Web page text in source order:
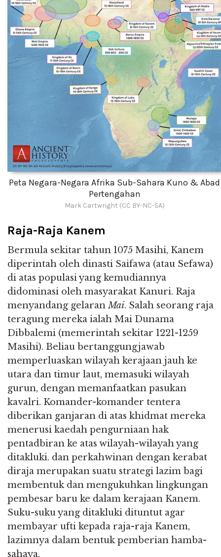
Peta Negara-Negara Afrika Sub-Sahara Kuno & Abad
Pertengahan
Mark Cartwright (CC BY-NC-SA)
Raja-Raja Kanem
Bermula sekitar tahun 1075 Masihi, Kanem
diperintah oleh dinasti Saifawa (atau Sefawa)
di atas populasi yang kemudiannya
didominasi oleh masyarakat Kanuri. Raja
menyandang gelaranMai. Salah seorang raja
teragung mereka ialah Mai Dunama
Dibbalemi (memerintah sekitar 1221-1259
Masihi). Beliau bertanggungjawab
memperluaskan wilayah kerajaan jauh ke
utara dan timur laut, memasuki wilayah
gurun, dengan memanfaatkan pasukan
kavalri. Komander-komander tentera
diberikan ganjaran di atas khidmat mereka
menerusi kaedah pengurniaan hak
pentadbiran ke atas wilayah-wilayah yang
ditakluki. dan perkahwinan dengan kerabat
diraja merupakan suatu strategi lazim bagi
membentuk dan mengukuhkan lingkungan
pembesar baru ke dalam kerajaan Kanem.
Suku-suku yang ditakluki dituntut agar
membayar ufti kepada raja-raja Kanem,
lazimnya dalam bentuk pemberian hamba-
sahaya.